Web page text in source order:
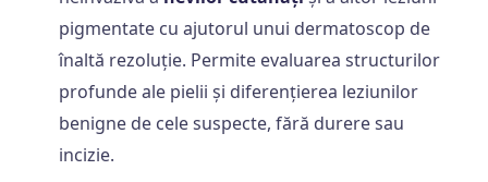
pigmentate cu ajutorul unui dermatoscop de
înaltă rezoluție. Permite evaluarea structurilor
profunde ale pielii și diferențierea leziunilor
benigne de cele suspecte, fără durere sau
incizie.